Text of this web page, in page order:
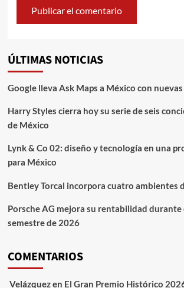
ÚLTIMAS NOTICIAS
Google lleva Ask Maps a México con
Harry Styles cierra hoy su serie de seis
de México
Lynk & Co 02: diseño y tecnología en una
para México
Bentley Torcal incorpora cuatro ambientes
Porsche AG mejora su rentabilidad durante
semestre de 2026
COMENTARIOS
Velázquezen El Gran Premio Histórico